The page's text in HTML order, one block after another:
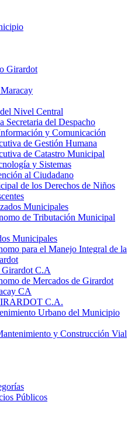
Girardot
Nivel Central
Secretaria del Despacho
y Comunicación
de Gestión Humana
de Catastro Municipal
y Sistemas
al Ciudadano
de los Derechos de Niños
Municipales
de Tributación Municipal
Municipales
para el Manejo Integral de la
Girardot C.A
de Mercados de Girardot
CA
C.A.
Urbano del Municipio
y Construcción Vial
Públicos